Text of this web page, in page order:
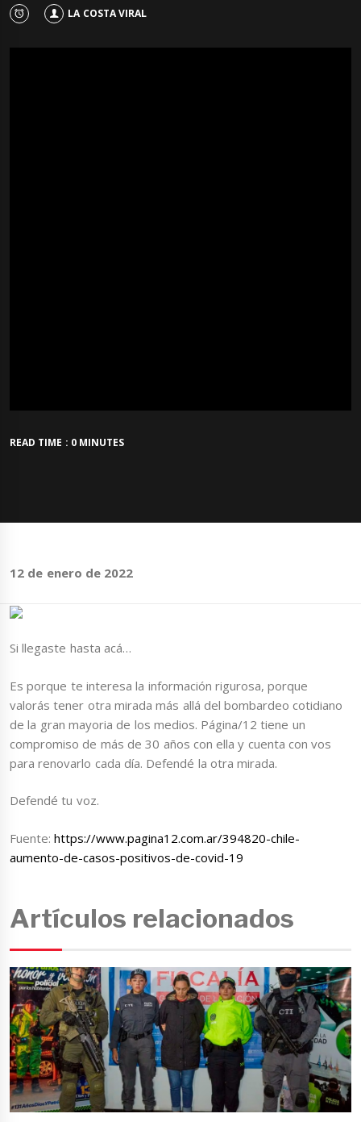
LA COSTA VIRAL
READ TIME : 0 MINUTES
12 de enero de 2022
Si llegaste hasta acá…
Es porque te interesa la información rigurosa, porque
valorás tener otra mirada más allá del bombardeo cotidiano
de la gran mayoria de los medios. Página/12 tiene un
compromiso de más de 30 años con ella y cuenta con vos
para renovarlo cada día. Defendé la otra mirada.
Defendé tu voz.
Fuente:https://www.pagina12.com.ar/394820-chile-
aumento-de-casos-positivos-de-covid-19
Artículos relacionados